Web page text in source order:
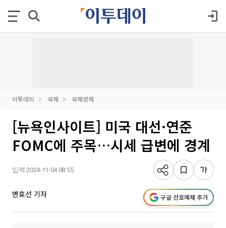
이투데이 국제 국제경제
[뉴욕인사이트] 미국 대선·연준
FOMC에 주목…시세 급변에 경계
입력 2024-11-04 08:55
변효선 기자 구글 선호매체 추가